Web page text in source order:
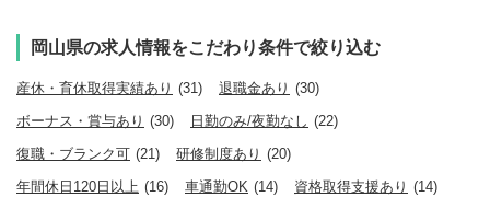
岡山県の求人情報をこだわり条件で絞り込む
産休・育休取得実績あり (31) 退職金あり (30)
ボーナス・賞与あり (30) 日勤のみ/夜勤なし (22)
復職・ブランク可 (21) 研修制度あり (20)
年間休日120日以上 (16) 車通勤OK (14) 資格取得支援あり (14)